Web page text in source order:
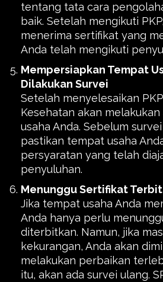
tentang tata cara
baik. Setelah mengikuti
menerima sertifikat yang
Anda telah mengikuti
Mempersiapkan Tempat
Dilakukan Survei
Setelah menyelesaikan
Kesehatan akan
usaha Anda. Sebelum
pastikan tempat usaha
persyaratan yang telah
penyuluhan.
Menunggu Sertifikat Terbit
Jika tempat usaha Anda
Anda hanya perlu
diterbitkan. Namun, jika
kekurangan, Anda akan
melakukan perbaikan
itu, akan ada survei ulang.